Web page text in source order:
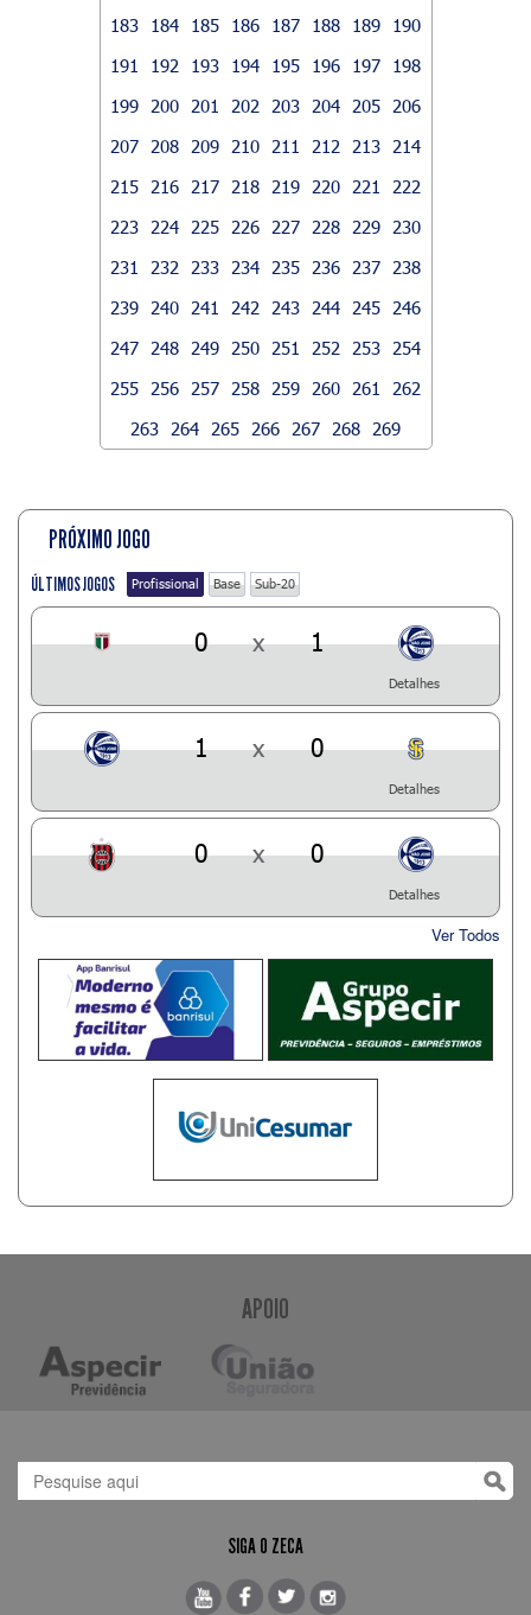
183
184 185 186 187 188 189
190
191
192 193 194 195 196 197
198
199
200 201 202 203 204 205
206
207
208 209 210 211 212 213
214
215
216 217 218 219 220 221
222
223
224 225 226 227 228 229
230
231
232 233 234 235 236 237
238
239
240 241 242 243 244 245
246
247
248 249 250 251 252 253
254
255
256 257 258 259 260 261
262
263
264 265 266 267 268 269
PRÓXIMO JOGO
ÚLTIMOS JOGOS Profissional Base Sub-20
0 x 1
Detalhes
1 x 0
Detalhes
0 x 0
Detalhes
Ver Todos
APOIO
SIGA O ZECA